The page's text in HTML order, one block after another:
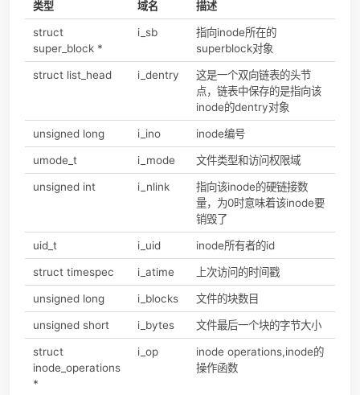
当文件存储到磁盘上去的时候，文件肯定会存放到一个磁盘
位置上，可以这样想象，既然文件数据是存放在磁盘上的，
如果我们知道这个文件数据的地址，当我们想要读写文件的
时候，我们是不是直接使用这个地址去找到文件就可以了
呢？ [5]
所谓的索引节点指向磁盘的一块数据，一个文件，而每一个目
dentry中都包含了文件名和inode索引节点，我们一般不能直